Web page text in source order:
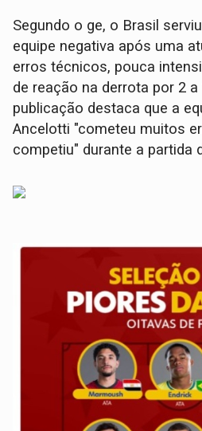
Segundo o ge, o Brasil
equipe negativa após uma
erros técnicos, pouca
de reação na derrota por 2
publicação destaca que a
Ancelotti "cometeu muitos
competiu" durante a partida